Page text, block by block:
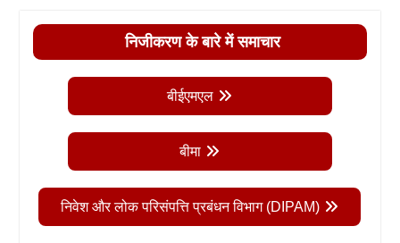
निजीकरण के बारे में समाचार
बीईएमएल
बीमा
निवेश और लोक परिसंपत्ति प्रबंधन विभाग (DIPAM)